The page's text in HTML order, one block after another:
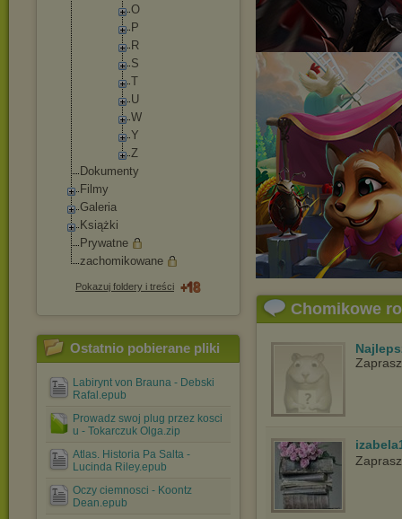
O
P
R
S
T
U
W
Y
Z
Dokumenty
Filmy
Galeria
Książki
Prywatne
zachomikowane
Pokazuj foldery i treści
Ostatnio pobierane pliki
Labirynt von Brauna - Debski
Rafal.epub
Prowadz swoj plug przez kosci
u - Tokarczuk Olga.zip
Atlas. Historia Pa Salta -
Lucinda Riley.epub
Oczy ciemnosci - Koontz
Dean.epub
Chomikowe